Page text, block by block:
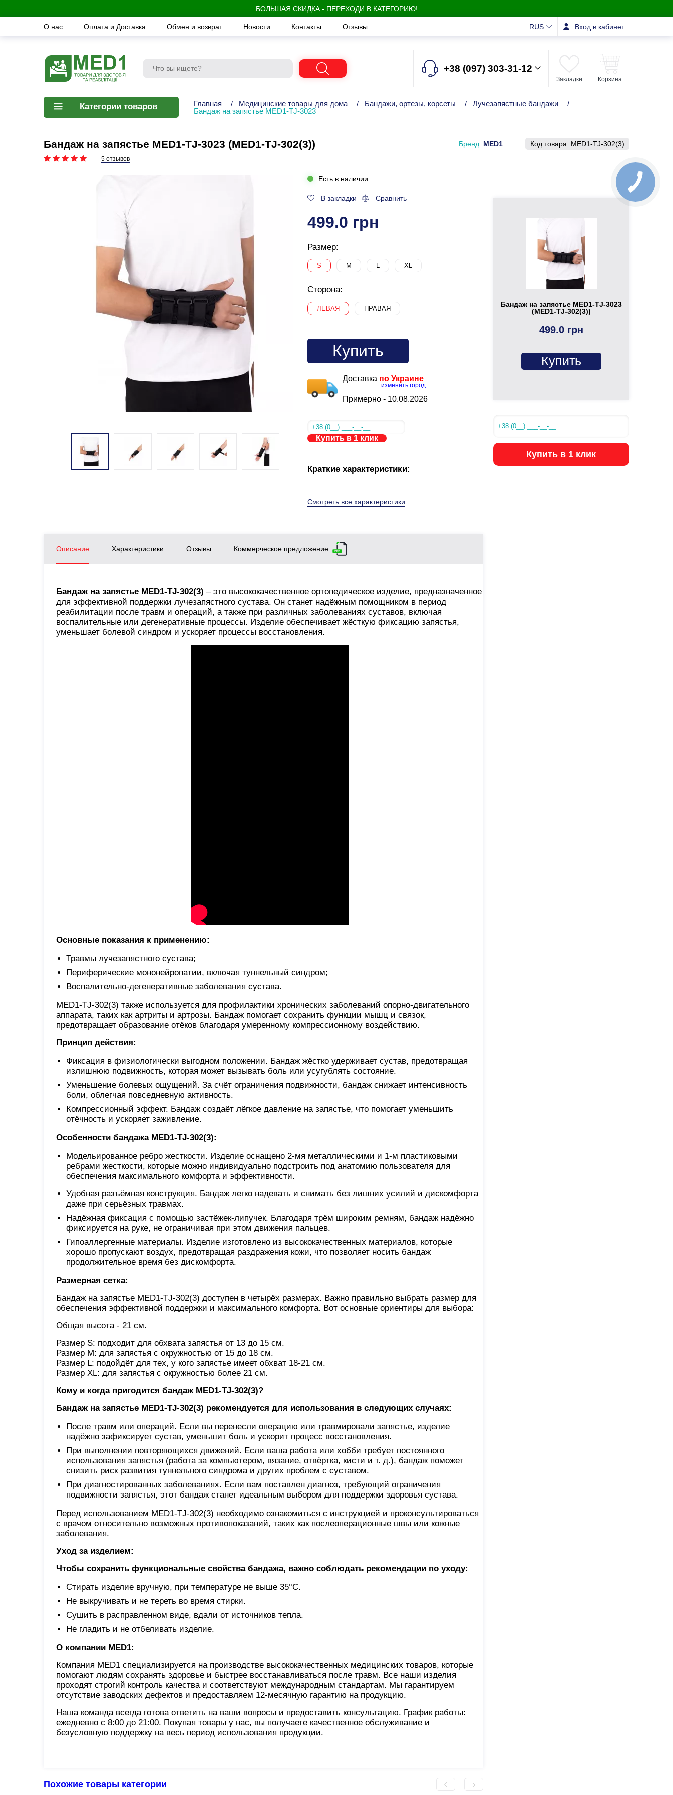
БОЛЬШАЯ СКИДКА - ПЕРЕХОДИ В КАТЕГОРИЮ!
О нас Оплата и Доставка Обмен и возврат Новости Контакты Отзывы RUS Вход в кабинет
+38 (097) 303-31-12
Закладки Корзина
Категории товаров Главная / Медицинские товары для дома / Бандажи, ортезы, корсеты / Лучезапястные бандажи
/
Бандаж на запястье MED1-TJ-3023
Бандаж на запястье MED1-TJ-3023 (MED1-TJ-302(3)) Бренд: MED1 Код товара: MED1-TJ-302(3)
5 отзывов
Есть в наличии
В закладки Сравнить
499.0 грн
Размер:
S M L XL
Сторона:
ЛЕВАЯ ПРАВАЯ
Купить
Доставка по Украине
изменить город
Примерно - 10.08.2026
Купить в 1 клик
Краткие характеристики:
Смотреть все характеристики
Описание Характеристики Отзывы Коммерческое предложение
Бандаж на запястье MED1-TJ-302(3) – это высококачественное ортопедическое изделие, предназначенное
для эффективной поддержки лучезапястного сустава. Он станет надёжным помощником в период
реабилитации после травм и операций, а также при различных заболеваниях суставов, включая
воспалительные или дегенеративные процессы. Изделие обеспечивает жёсткую фиксацию запястья,
уменьшает болевой синдром и ускоряет процессы восстановления.
Основные показания к применению:
Травмы лучезапястного сустава;
Периферические мононейропатии, включая туннельный синдром;
Воспалительно-дегенеративные заболевания сустава.
MED1-TJ-302(3) также используется для профилактики хронических заболеваний опорно-двигательного
аппарата, таких как артриты и артрозы. Бандаж помогает сохранить функции мышц и связок,
предотвращает образование отёков благодаря умеренному компрессионному воздействию.
Принцип действия:
Фиксация в физиологически выгодном положении. Бандаж жёстко удерживает сустав, предотвращая
излишнюю подвижность, которая может вызывать боль или усугублять состояние.
Уменьшение болевых ощущений. За счёт ограничения подвижности, бандаж снижает интенсивность
боли, облегчая повседневную активность.
Компрессионный эффект. Бандаж создаёт лёгкое давление на запястье, что помогает уменьшить
отёчность и ускоряет заживление.
Особенности бандажа MED1-TJ-302(3):
Модельированное ребро жесткости. Изделие оснащено 2-мя металлическими и 1-м пластиковыми
ребрами жесткости, которые можно индивидуально подстроить под анатомию пользователя для
обеспечения максимального комфорта и эффективности.
Удобная разъёмная конструкция. Бандаж легко надевать и снимать без лишних усилий и дискомфорта
даже при серьёзных травмах.
Надёжная фиксация с помощью застёжек-липучек. Благодаря трём широким ремням, бандаж надёжно
фиксируется на руке, не ограничивая при этом движения пальцев.
Гипоаллергенные материалы. Изделие изготовлено из высококачественных материалов, которые
хорошо пропускают воздух, предотвращая раздражения кожи, что позволяет носить бандаж
продолжительное время без дискомфорта.
Размерная сетка:
Бандаж на запястье MED1-TJ-302(3) доступен в четырёх размерах. Важно правильно выбрать размер для
обеспечения эффективной поддержки и максимального комфорта. Вот основные ориентиры для выбора:
Общая высота - 21 см.
Размер S: подходит для обхвата запястья от 13 до 15 см.
Размер M: для запястья с окружностью от 15 до 18 см.
Размер L: подойдёт для тех, у кого запястье имеет обхват 18-21 см.
Размер XL: для запястья с окружностью более 21 см.
Кому и когда пригодится бандаж MED1-TJ-302(3)?
Бандаж на запястье MED1-TJ-302(3) рекомендуется для использования в следующих случаях:
После травм или операций. Если вы перенесли операцию или травмировали запястье, изделие
надёжно зафиксирует сустав, уменьшит боль и ускорит процесс восстановления.
При выполнении повторяющихся движений. Если ваша работа или хобби требует постоянного
использования запястья (работа за компьютером, вязание, отвёртка, кисти и т. д.), бандаж поможет
снизить риск развития туннельного синдрома и других проблем с суставом.
При диагностированных заболеваниях. Если вам поставлен диагноз, требующий ограничения
подвижности запястья, этот бандаж станет идеальным выбором для поддержки здоровья сустава.
Перед использованием MED1-TJ-302(3) необходимо ознакомиться с инструкцией и проконсультироваться
с врачом относительно возможных противопоказаний, таких как послеоперационные швы или кожные
заболевания.
Уход за изделием:
Чтобы сохранить функциональные свойства бандажа, важно соблюдать рекомендации по уходу:
Стирать изделие вручную, при температуре не выше 35°C.
Не выкручивать и не тереть во время стирки.
Сушить в расправленном виде, вдали от источников тепла.
Не гладить и не отбеливать изделие.
О компании MED1:
Компания MED1 специализируется на производстве высококачественных медицинских товаров, которые
помогают людям сохранять здоровье и быстрее восстанавливаться после травм. Все наши изделия
проходят строгий контроль качества и соответствуют международным стандартам. Мы гарантируем
отсутствие заводских дефектов и предоставляем 12-месячную гарантию на продукцию.
Наша команда всегда готова ответить на ваши вопросы и предоставить консультацию. График работы:
ежедневно с 8:00 до 21:00. Покупая товары у нас, вы получаете качественное обслуживание и
безусловную поддержку на весь период использования продукции.
Похожие товары категории
Бандаж на запястье MED1-TJ-3023
(MED1-TJ-302(3))
499.0 грн
Купить
Купить в 1 клик